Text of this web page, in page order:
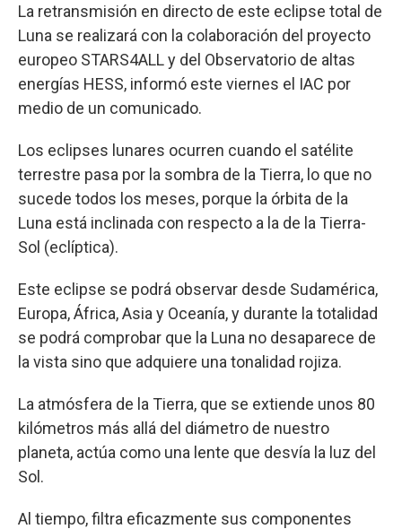
La retransmisión en directo de este eclipse total de
Luna se realizará con la colaboración del proyecto
europeo STARS4ALL y del Observatorio de altas
energías HESS, informó este viernes el IAC por
medio de un comunicado.
Los eclipses lunares ocurren cuando el satélite
terrestre pasa por la sombra de la Tierra, lo que no
sucede todos los meses, porque la órbita de la
Luna está inclinada con respecto a la de la Tierra-
Sol (eclíptica).
Este eclipse se podrá observar desde Sudamérica,
Europa, África, Asia y Oceanía, y durante la totalidad
se podrá comprobar que la Luna no desaparece de
la vista sino que adquiere una tonalidad rojiza.
La atmósfera de la Tierra, que se extiende unos 80
kilómetros más allá del diámetro de nuestro
planeta, actúa como una lente que desvía la luz del
Sol.
Al tiempo, filtra eficazmente sus componentes